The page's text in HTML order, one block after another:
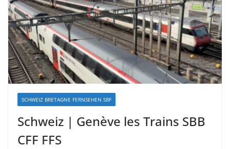
SCHWEIZ BRETAGNE FERNSEHEN SBF
Schweiz | Genève les Trains SBB
CFF FFS